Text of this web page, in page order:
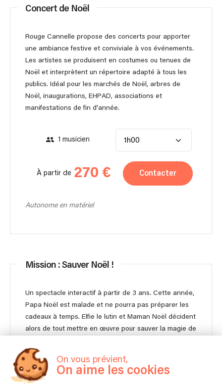
Concert de Noël
Rouge Cannelle propose des concerts pour apporter
une ambiance festive et conviviale à vos événements.
Les artistes se produisent en costumes ou tenues de
Noël et interprètent un répertoire adapté à tous les
publics. Idéal pour les marchés de Noël, arbres de
Noël, inaugurations, EHPAD, associations et
manifestations de fin d’année.
1 musicien 1h00
À partir de 270 € Contacter
Autonome en matériel
Mission : Sauver Noël !
Un spectacle interactif à partir de 3 ans. Cette année,
Papa Noël est malade et ne pourra pas préparer les
cadeaux à temps. Elfie le lutin et Maman Noël décident
alors de tout mettre en œuvre pour sauver la magie de
enfants et aventures féeriques, les deux personnages
entraînent le public dans une histoire pleine de
surprises et d’émotions. Durée : 45 minutes
On vous prévient,
On aime les cookies